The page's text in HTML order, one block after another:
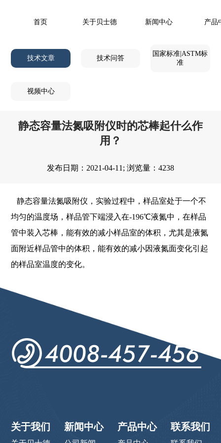
首页 关于贝士德 新闻中心 产品
技术文章 技术问答
国家标准|ASTM标
准
视频中心
静态容量法氮吸附仪时的芯棒起什么作
用？
发布日期：2021-04-11; 浏览量：4238
静态容量法氮吸附仪，实验过程中，样品室处于一个不
均匀的温度场，样品管下端浸入在-196℃液氮中，在样品
管中装入芯棒，能有效的减小样品室的体积，尤其是液氮
面附近样品管中的体积，能有效的减小因液氮面变化引起
的样品室温度的变化。
关于我们 新闻中心 产品中心 联系我们